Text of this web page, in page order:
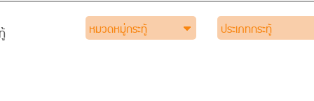
หมวดหมู่กระทู้ ประเภทกระทู้